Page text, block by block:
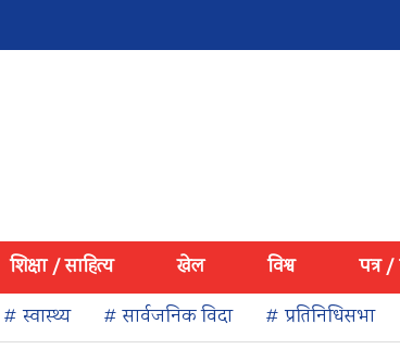
शिक्षा / साहित्य खेल विश्व
पत्र /
# स्वास्थ्य # सार्वजनिक विदा # प्रतिनिधिसभा